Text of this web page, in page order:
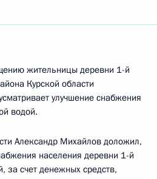
жительницы деревни 1-й
Курской области
улучшение снабжения
водой.
Александр Михайлов доложил,
населения деревни 1-й
за счет денежных средств,